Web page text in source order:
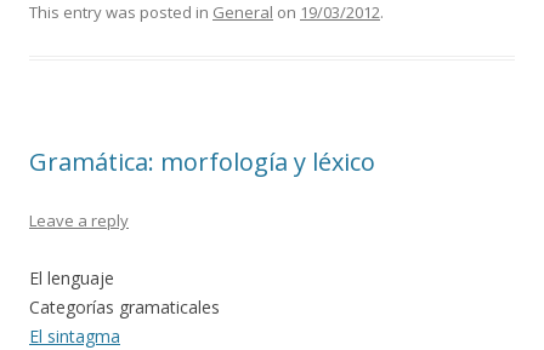
This entry was posted in General on 19/03/2012.
Gramática: morfología y léxico
Leave a reply
El lenguaje
Categorías gramaticales
El sintagma